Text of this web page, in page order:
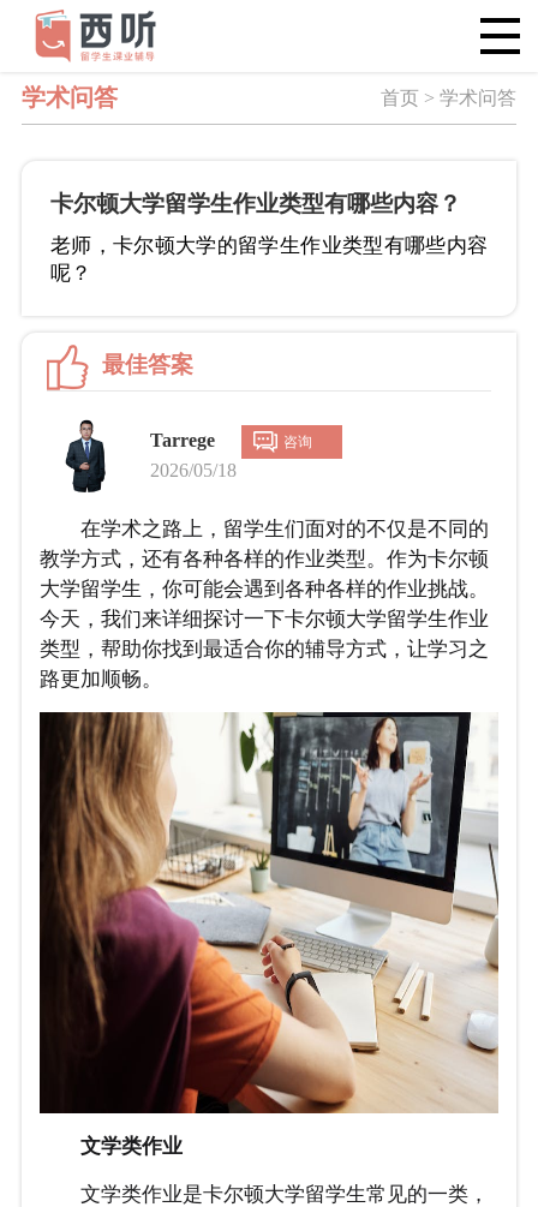
学术问答 首页 > 学术问答
卡尔顿大学留学生作业类型有哪些内容？
老师，卡尔顿大学的留学生作业类型有哪些内容
呢？
最佳答案
Tarrege 咨询
2026/05/18
在学术之路上，留学生们面对的不仅是不同的
教学方式，还有各种各样的作业类型。作为卡尔顿
大学留学生，你可能会遇到各种各样的作业挑战。
今天，我们来详细探讨一下卡尔顿大学留学生作业
类型，帮助你找到最适合你的辅导方式，让学习之
路更加顺畅。
文学类作业
文学类作业是卡尔顿大学留学生常见的一类，